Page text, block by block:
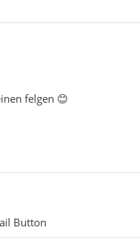
felgen 😊
Button